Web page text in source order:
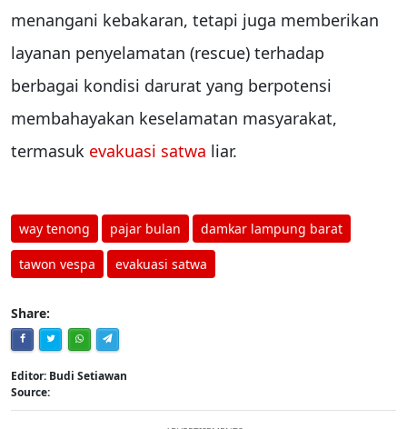
menangani kebakaran, tetapi juga memberikan
layanan penyelamatan (rescue) terhadap
berbagai kondisi darurat yang berpotensi
membahayakan keselamatan masyarakat,
termasuk evakuasi satwa liar.
way tenong pajar bulan damkar lampung barat
tawon vespa evakuasi satwa
Share:
Editor: Budi Setiawan
Source: